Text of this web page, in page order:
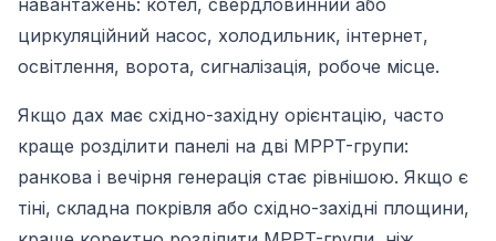
навантажень: котел, свердловинний або
циркуляційний насос, холодильник, інтернет,
освітлення, ворота, сигналізація, робоче місце.
Якщо дах має східно-західну орієнтацію, часто
краще розділити панелі на дві MPPT-групи:
ранкова і вечірня генерація стає рівнішою. Якщо є
тіні, складна покрівля або східно-західні площини,